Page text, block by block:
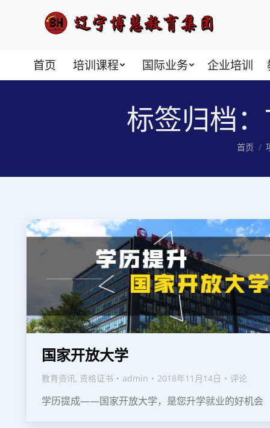
首页 培训课程 国际业务 企业培训
标签归档：
您在这
首页
国家开放大学
教育资讯, 资格证书 admin 2018年11月14日 评论
学历提成——国家开放大学，是您升学就业的好机会